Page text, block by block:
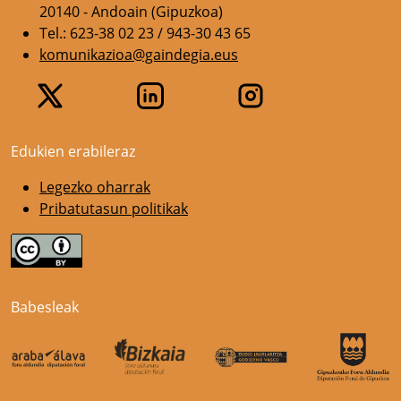
20140 - Andoain (Gipuzkoa)
Tel.: 623-38 02 23 / 943-30 43 65
komunikazioa@gaindegia.eus
Edukien erabileraz
Legezko oharrak
Pribatutasun politikak
Babesleak